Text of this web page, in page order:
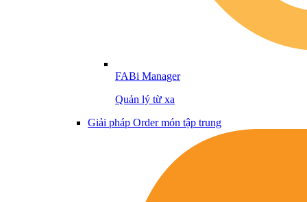
FABi Manager
Quản lý từ xa
Giải pháp Order món tập trung